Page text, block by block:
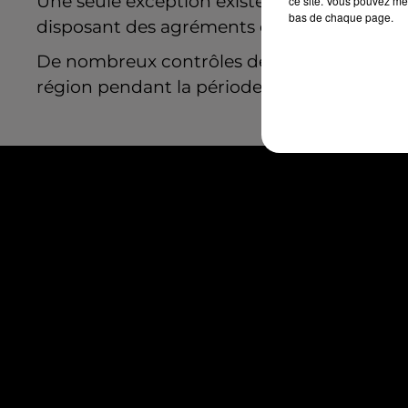
disposant des agréments et habilitations
De nombreux contrôles devraient avoir
région pendant la période indiquée.
bas de chaque page.